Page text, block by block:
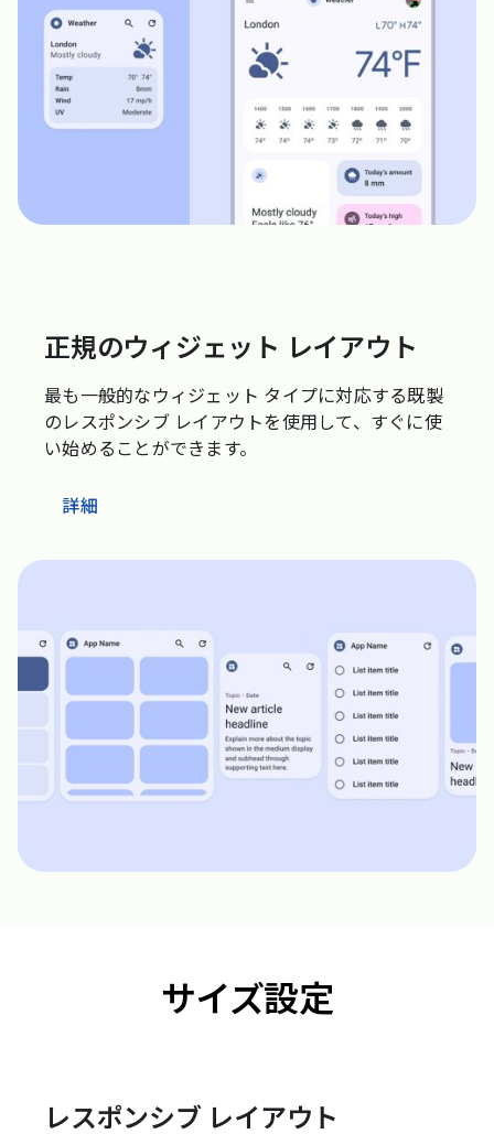
正規のウィジェット レイアウト
最も一般的なウィジェット タイプに対応する既製
のレスポンシブ レイアウトを使用して、すぐに使
い始めることができます。
詳細
サイズ設定
レスポンシブ レイアウト